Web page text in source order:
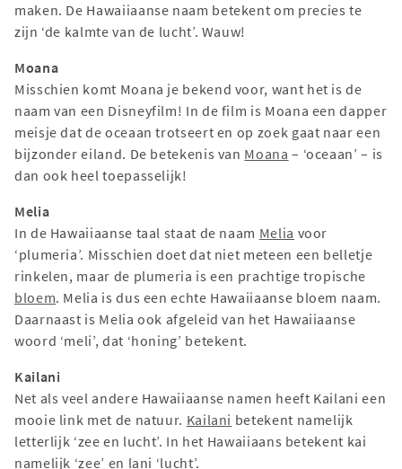
maken. De Hawaiiaanse naam betekent om precies te
zijn ‘de kalmte van de lucht’. Wauw!
Moana
Misschien komt Moana je bekend voor, want het is de
naam van een Disneyfilm! In de film is Moana een dapper
meisje dat de oceaan trotseert en op zoek gaat naar een
bijzonder eiland. De betekenis van Moana – ‘oceaan’ – is
dan ook heel toepasselijk!
Melia
In de Hawaiiaanse taal staat de naam Melia voor
‘plumeria’. Misschien doet dat niet meteen een belletje
rinkelen, maar de plumeria is een prachtige tropische
bloem. Melia is dus een echte Hawaiiaanse bloem naam.
Daarnaast is Melia ook afgeleid van het Hawaiiaanse
woord ‘meli’, dat ‘honing’ betekent.
Kailani
Net als veel andere Hawaiiaanse namen heeft Kailani een
mooie link met de natuur. Kailani betekent namelijk
letterlijk ‘zee en lucht’. In het Hawaiiaans betekent kai
namelijk ‘zee’ en lani ‘lucht’.